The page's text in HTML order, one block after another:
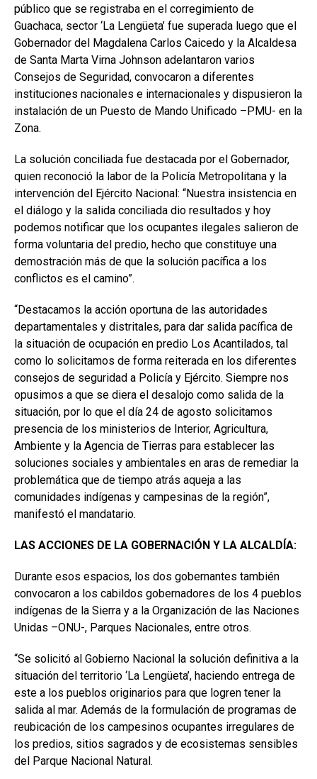
público que se registraba en el corregimiento de
Guachaca, sector ‘La Lengüeta’ fue superada luego que el
Gobernador del Magdalena Carlos Caicedo y la Alcaldesa
de Santa Marta Virna Johnson adelantaron varios
Consejos de Seguridad, convocaron a diferentes
instituciones nacionales e internacionales y dispusieron la
instalación de un Puesto de Mando Unificado –PMU- en la
Zona.
La solución conciliada fue destacada por el Gobernador,
quien reconoció la labor de la Policía Metropolitana y la
intervención del Ejército Nacional: “Nuestra insistencia en
el diálogo y la salida conciliada dio resultados y hoy
podemos notificar que los ocupantes ilegales salieron de
forma voluntaria del predio, hecho que constituye una
demostración más de que la solución pacífica a los
conflictos es el camino”.
“Destacamos la acción oportuna de las autoridades
departamentales y distritales, para dar salida pacífica de
la situación de ocupación en predio Los Acantilados, tal
como lo solicitamos de forma reiterada en los diferentes
consejos de seguridad a Policía y Ejército. Siempre nos
opusimos a que se diera el desalojo como salida de la
situación, por lo que el día 24 de agosto solicitamos
presencia de los ministerios de Interior, Agricultura,
Ambiente y la Agencia de Tierras para establecer las
soluciones sociales y ambientales en aras de remediar la
problemática que de tiempo atrás aqueja a las
comunidades indígenas y campesinas de la región”,
manifestó el mandatario.
LAS ACCIONES DE LA GOBERNACIÓN Y LA ALCALDÍA:
Durante esos espacios, los dos gobernantes también
convocaron a los cabildos gobernadores de los 4 pueblos
indígenas de la Sierra y a la Organización de las Naciones
Unidas –ONU-, Parques Nacionales, entre otros.
“Se solicitó al Gobierno Nacional la solución definitiva a la
situación del territorio ‘La Lengüeta’, haciendo entrega de
este a los pueblos originarios para que logren tener la
salida al mar. Además de la formulación de programas de
reubicación de los campesinos ocupantes irregulares de
los predios, sitios sagrados y de ecosistemas sensibles
del Parque Nacional Natural.